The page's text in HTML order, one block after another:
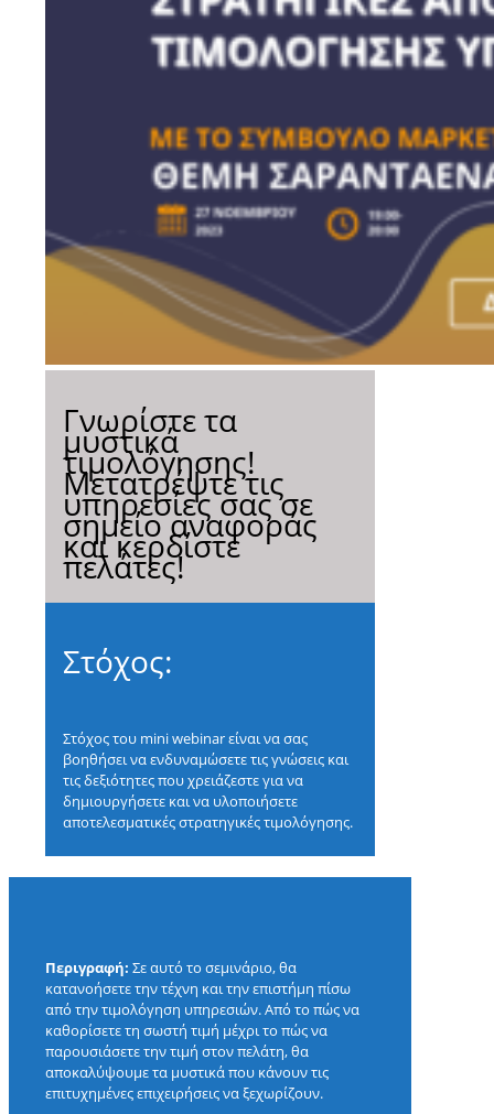
Γνωρίστε τα
μυστικά
τιμολόγησης!
Μετατρέψτε τις
υπηρεσίες σας σε
σημείο αναφοράς
και κερδίστε
πελάτες!
Στόχος:
Στόχος του mini webinar είναι να σας
βοηθήσει να ενδυναμώσετε τις γνώσεις και
τις δεξιότητες που χρειάζεστε για να
δημιουργήσετε και να υλοποιήσετε
αποτελεσματικές στρατηγικές τιμολόγησης.
Περιγραφή: Σε αυτό το σεμινάριο, θα
κατανοήσετε την τέχνη και την επιστήμη πίσω
από την τιμολόγηση υπηρεσιών. Από το πώς να
καθορίσετε τη σωστή τιμή μέχρι το πώς να
παρουσιάσετε την τιμή στον πελάτη, θα
αποκαλύψουμε τα μυστικά που κάνουν τις
επιτυχημένες επιχειρήσεις να ξεχωρίζουν.